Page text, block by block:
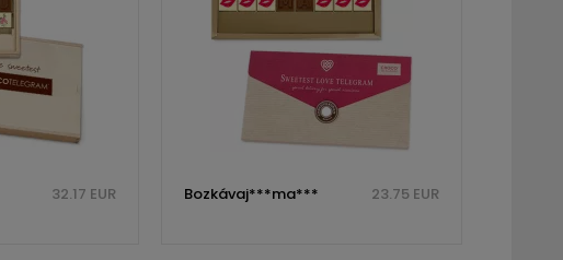
32.17 EUR Bozkávaj***ma*** 23.75 EUR